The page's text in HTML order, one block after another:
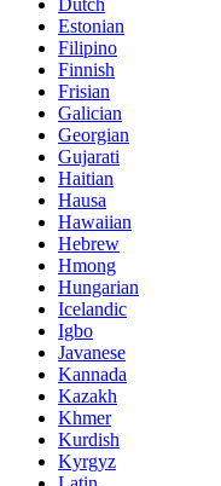
Estonian
Filipino
Finnish
Frisian
Galician
Georgian
Gujarati
Haitian
Hausa
Hawaiian
Hebrew
Hmong
Hungarian
Icelandic
Igbo
Javanese
Kannada
Kazakh
Khmer
Kurdish
Kyrgyz